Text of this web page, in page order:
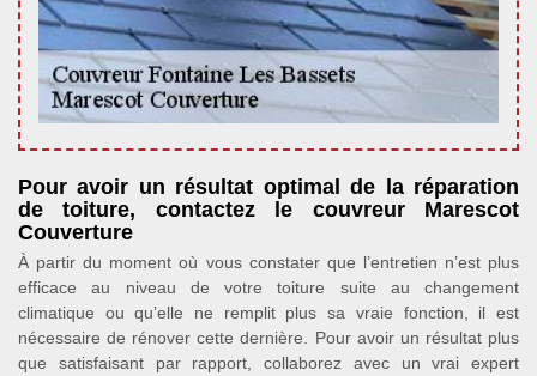
Pour avoir un résultat optimal de la réparation
de toiture, contactez le couvreur Marescot
Couverture
À partir du moment où vous constater que l’entretien n’est plus
efficace au niveau de votre toiture suite au changement
climatique ou qu’elle ne remplit plus sa vraie fonction, il est
nécessaire de rénover cette dernière. Pour avoir un résultat plus
que satisfaisant par rapport, collaborez avec un vrai expert